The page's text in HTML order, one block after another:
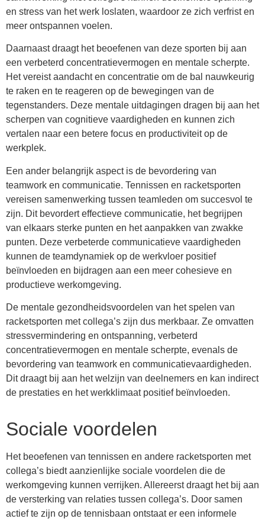
en stress van het werk loslaten, waardoor ze zich verfrist en
meer ontspannen voelen.
Daarnaast draagt het beoefenen van deze sporten bij aan
een verbeterd concentratievermogen en mentale scherpte.
Het vereist aandacht en concentratie om de bal nauwkeurig
te raken en te reageren op de bewegingen van de
tegenstanders. Deze mentale uitdagingen dragen bij aan het
scherpen van cognitieve vaardigheden en kunnen zich
vertalen naar een betere focus en productiviteit op de
werkplek.
Een ander belangrijk aspect is de bevordering van
teamwork en communicatie. Tennissen en racketsporten
vereisen samenwerking tussen teamleden om succesvol te
zijn. Dit bevordert effectieve communicatie, het begrijpen
van elkaars sterke punten en het aanpakken van zwakke
punten. Deze verbeterde communicatieve vaardigheden
kunnen de teamdynamiek op de werkvloer positief
beïnvloeden en bijdragen aan een meer cohesieve en
productieve werkomgeving.
De mentale gezondheidsvoordelen van het spelen van
racketsporten met collega’s zijn dus merkbaar. Ze omvatten
stressvermindering en ontspanning, verbeterd
concentratievermogen en mentale scherpte, evenals de
bevordering van teamwork en communicatievaardigheden.
Dit draagt bij aan het welzijn van deelnemers en kan indirect
de prestaties en het werkklimaat positief beïnvloeden.
Sociale voordelen
Het beoefenen van tennissen en andere racketsporten met
collega’s biedt aanzienlijke sociale voordelen die de
werkomgeving kunnen verrijken. Allereerst draagt het bij aan
de versterking van relaties tussen collega’s. Door samen
actief te zijn op de tennisbaan ontstaat er een informele